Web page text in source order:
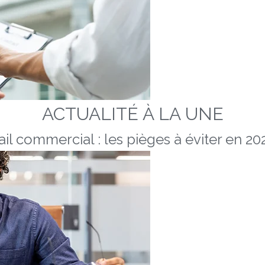
ACTUALITÉ À LA UNE
commercial : les pièges à éviter en